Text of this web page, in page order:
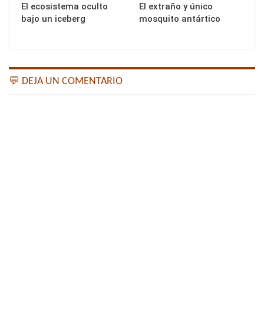
El ecosistema oculto
bajo un iceberg
El extraño y único
mosquito antártico
💬 DEJA UN COMENTARIO